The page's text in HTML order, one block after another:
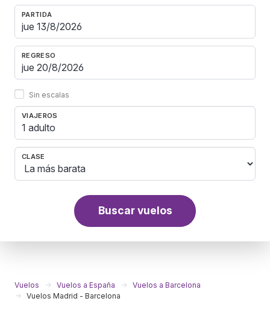
PARTIDA
REGRESO
Sin escalas
VIAJEROS
1 adulto
CLASE
Buscar vuelos
Vuelos Vuelos a España
Vuelos a Barcelona
Vuelos Madrid - Barcelona